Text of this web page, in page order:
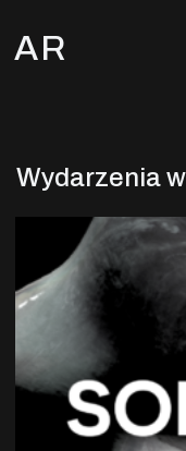
AR
Wydarzenia